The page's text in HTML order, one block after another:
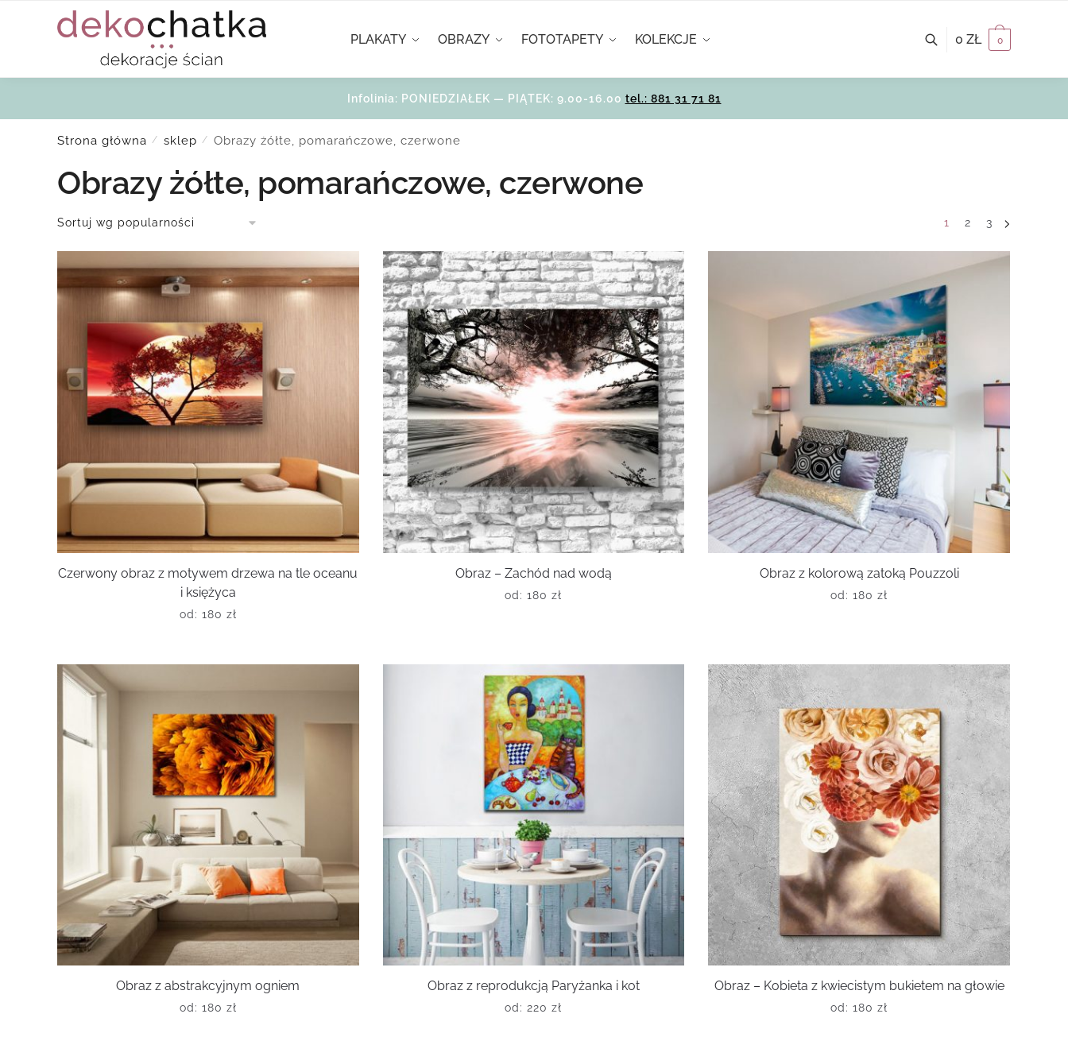
PLAKATY OBRAZY FOTOTAPETY KOLEKCJE 0 ZŁ 0
Infolinia: PONIEDZIAŁEK — PIĄTEK: 9.00-16.00 tel.: 881 31 71 81
Strona główna / sklep / Obrazy żółte, pomarańczowe, czerwone
Obrazy żółte, pomarańczowe, czerwone
1 2 3
Czerwony obraz z motywem drzewa na tle oceanu
i księżyca
od: 180 zł
Obraz – Zachód nad wodą
od:180zł
Obraz z kolorową zatoką Pouzzoli
od:180zł
Obraz z abstrakcyjnym ogniem
od: 180 zł
Obraz z reprodukcją Paryżanka i kot
od:220zł
Obraz – Kobieta z kwiecistym bukietem na głowie
od:180zł